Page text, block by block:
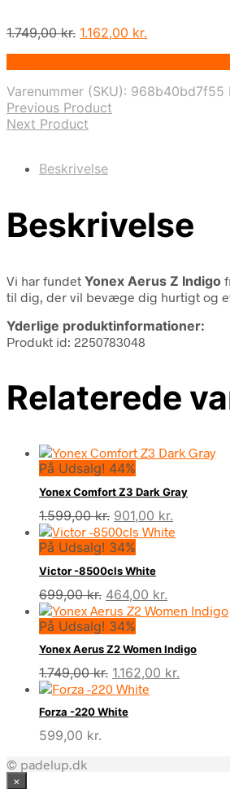
1.749,00kr. Den
1.749,00 kr..
1.162,00 kr.
1.162,00 kr..
Varenummer (SKU): 968b40bd7f55
Previous Product
Next Product
Beskrivelse
Beskrivelse
Vi har fundet Yonex Aerus Z Indigo
til dig, der vil bevæge dig hurtigt og
Yderlige produktinformationer:
Produkt id: 2250783048
Relaterede
På Udsalg! 44%
Yonex Comfort Z3 Dark Gray
1.599,00kr. Den
oprindelige
pris
var:
1.599,00 kr..
901,00 kr.
aktuelle
På Udsalg! 34%
Victor -8500cls White
699,00kr. Den
oprindelige
pris
var:
699,00 kr..
464,00 kr.
aktuelle
er:
464,00 kr..
På Udsalg! 34%
Yonex Aerus Z2 Women Indigo
1.749,00kr. Den
oprindelige
pris
var:
1.162,00 kr.
Forza -220 White
599,00 kr.
© padelup.dk
×